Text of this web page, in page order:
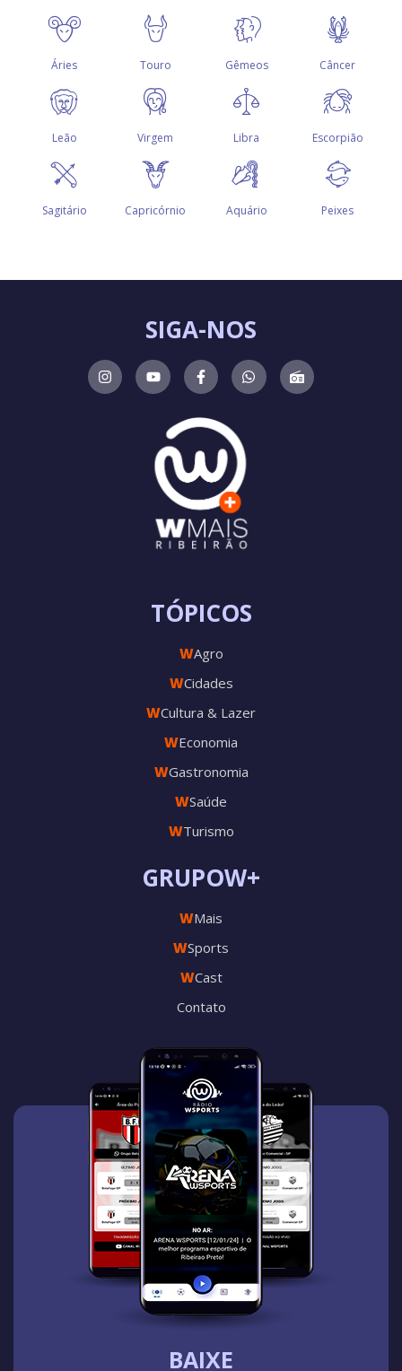
BAIXE
GRUPOW+
WMais
WSports
WCast
Contato
TÓPICOS
WAgro
WCidades
WCultura & Lazer
WEconomia
WGastronomia
WSaúde
WTurismo
SIGA-NOS